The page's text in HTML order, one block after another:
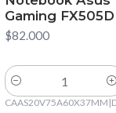
Gaming FX505D
$82.000
Cantidad
CAAS20V75A60X37MM |